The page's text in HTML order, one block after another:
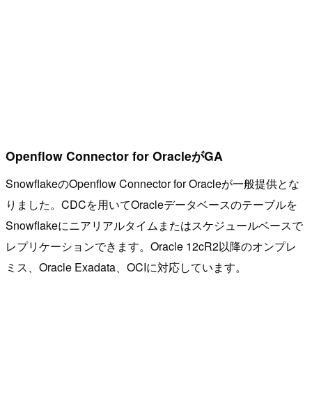
Openflow Connector for OracleがGA
SnowflakeのOpenflow Connector for Oracleが一般提供とな
りました。CDCを用いてOracleデータベースのテーブルを
Snowflakeにニアリアルタイムまたはスケジュールベースで
レプリケーションできます。Oracle 12cR2以降のオンプレ
ミス、Oracle Exadata、OCIに対応しています。